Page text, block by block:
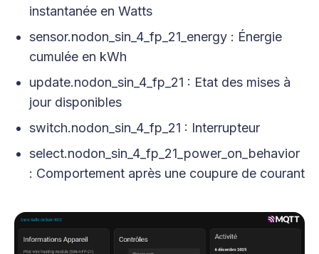
instantanée en Watts
sensor.nodon_sin_4_fp_21_energy : Énergie
cumulée en kWh
update.nodon_sin_4_fp_21 : Etat des mises à
jour disponibles
switch.nodon_sin_4_fp_21 : Interrupteur
select.nodon_sin_4_fp_21_power_on_behavior
: Comportement après une coupure de courant